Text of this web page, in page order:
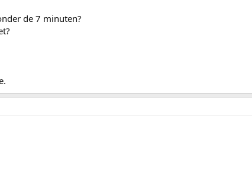
de 7 minuten?